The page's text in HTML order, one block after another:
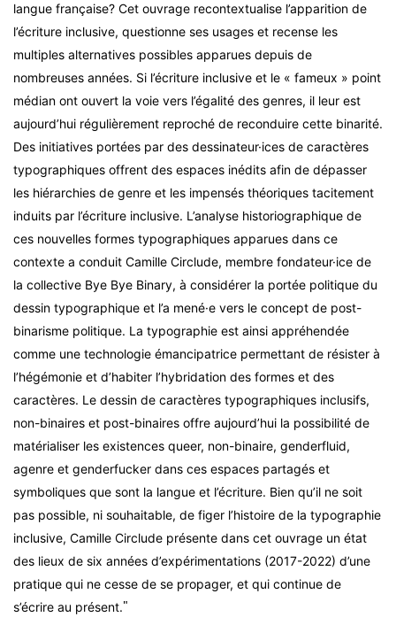
langue française? Cet ouvrage recontextualise l’apparition de
l’écriture inclusive, questionne ses usages et recense les
multiples alternatives possibles apparues depuis de
nombreuses années. Si l’écriture inclusive et le « fameux » point
médian ont ouvert la voie vers l’égalité des genres, il leur est
aujourd’hui régulièrement reproché de reconduire cette binarité.
Des initiatives portées par des dessinateur·ices de caractères
typographiques offrent des espaces inédits afin de dépasser
les hiérarchies de genre et les impensés théoriques tacitement
induits par l’écriture inclusive. L’analyse historiographique de
ces nouvelles formes typographiques apparues dans ce
contexte a conduit Camille Circlude, membre fondateur·ice de
la collective Bye Bye Binary, à considérer la portée politique du
dessin typographique et l’a mené·e vers le concept de post-
binarisme politique. La typographie est ainsi appréhendée
comme une technologie émancipatrice permettant de résister à
l’hégémonie et d’habiter l’hybridation des formes et des
caractères. Le dessin de caractères typographiques inclusifs,
non-binaires et post-binaires offre aujourd’hui la possibilité de
matérialiser les existences queer, non-binaire, genderfluid,
agenre et genderfucker dans ces espaces partagés et
symboliques que sont la langue et l’écriture. Bien qu’il ne soit
pas possible, ni souhaitable, de figer l’histoire de la typographie
inclusive, Camille Circlude présente dans cet ouvrage un état
des lieux de six années d’expérimentations (2017-2022) d’une
pratique qui ne cesse de se propager, et qui continue de
s’écrire au présent."